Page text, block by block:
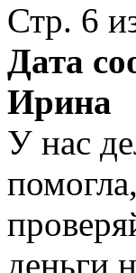
Стр. 6
Дата
Ирина
У нас
деньги